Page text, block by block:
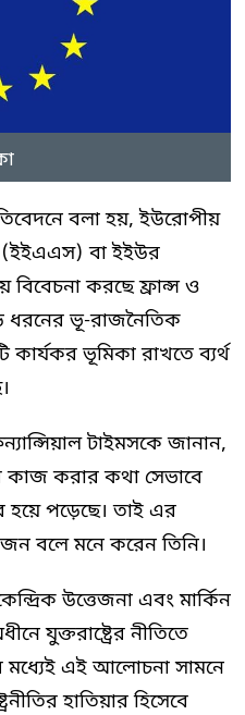
বলা হয়, ইউরোপীয়
(ইইএএস) বা ইইউর
বিবেচনা করছে ফ্রান্স ও
ধরনের ভূ-রাজনৈতিক
কার্যকর ভূমিকা রাখতে ব্যর্থ
টাইমসকে জানান,
কাজ করার কথা সেভাবে
পড়েছে। তাই এর
বলে মনে করেন তিনি।
উত্তেজনা এবং মার্কিন
যুক্তরাষ্ট্রের নীতিতে
এই আলোচনা সামনে
হাতিয়ার হিসেবে